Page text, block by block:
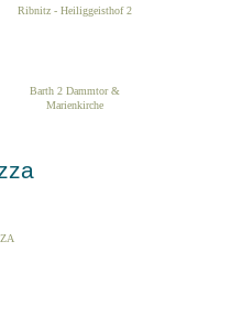
Ribnitz - Heiliggeisthof 2
Barth 2 Dammtor &
Marienkirche